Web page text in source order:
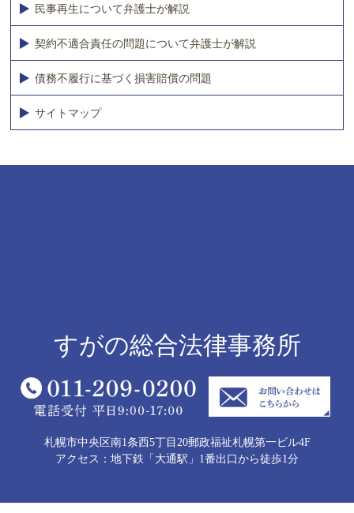
民事再生について弁護士が解説
契約不適合責任の問題について弁護士が解説
債務不履行に基づく損害賠償の問題
サイトマップ
すがの総合法律事務所
札幌市中央区南1条西5丁目20郵政福祉札幌第一ビル4F
アクセス：地下鉄「大通駅」1番出口から徒歩1分